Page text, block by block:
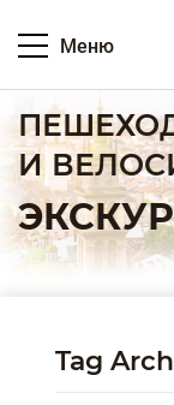
Меню
И
Tag